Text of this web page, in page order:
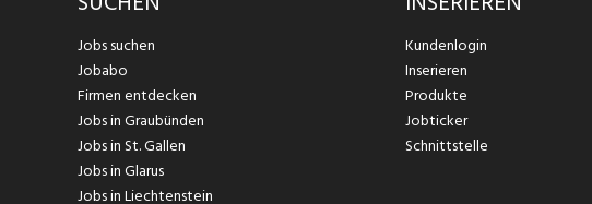
Jobs suchen
Jobabo
Firmen entdecken
Jobs in Graubünden
Jobs in St. Gallen
Jobs in Glarus
Jobs in Liechtenstein
Kundenlogin
Inserieren
Produkte
Jobticker
Schnittstelle